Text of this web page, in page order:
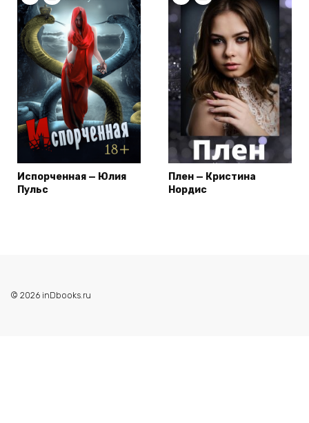
Испорченная — Юлия
Пульс
Плен — Кристина
Нордис
© 2026 inDbooks.ru